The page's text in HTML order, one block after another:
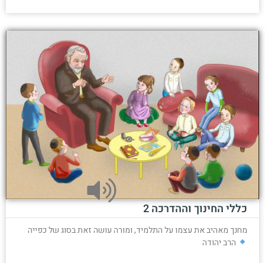
כללי החינוך וההדרכה 2
מחנך מאהיב את עצמו על התלמיד, ומורה עושה זאת בסוג של כפייה
הרב יהודה